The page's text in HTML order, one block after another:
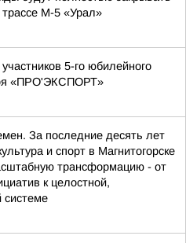
М-5 «Урал»
5-го юбилейного
«ПРО'ЭКСПОРТ»
За последние десять лет
и спорт в Магнитогорске
трансформацию - от
к целостной,
системе